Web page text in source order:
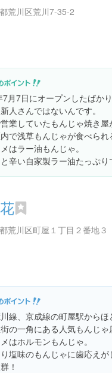
荒川区荒川7-35-2
月7日にオープンしたばかり
人さんではないんです。
業していたもんじゃ焼き屋
で浅草もんじゃが食べられ
はラー油もんじゃ。
辛い自家製ラー油たっぷり
荒川区町屋１丁目２番地３
線、京成線の町屋駅からほ
の一角にある人気もんじゃ
はホルモンもんじゃ。
塩味のもんじゃに歯応え
！